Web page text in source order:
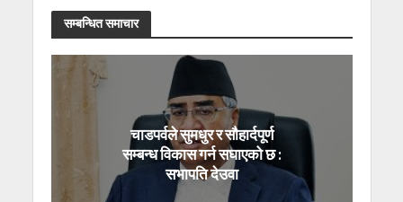
सम्बन्धित समाचार
चाडपर्वले सुमधुर र सौहार्दपूर्ण
सम्बन्ध विकास गर्न सघाएको छ :
सभापति देउवा